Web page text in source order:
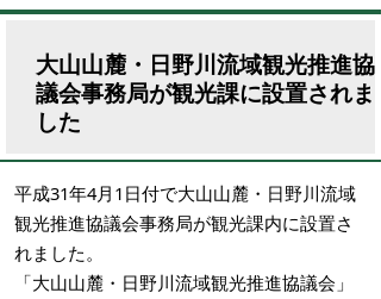
大山山麓・日野川流域観光推進協
議会事務局が観光課に設置されま
した
平成31年4月1日付で大山山麓・日野川流域
観光推進協議会事務局が観光課内に設置さ
れました。
「大山山麓・日野川流域観光推進協議会」